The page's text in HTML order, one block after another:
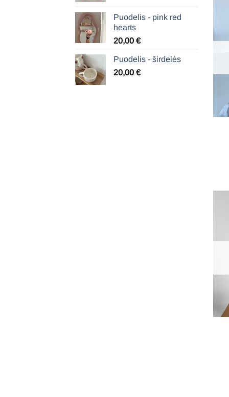
through
Puodelis - pink red
hearts
20,00 €
Puodelis - širdelės
20,00 €